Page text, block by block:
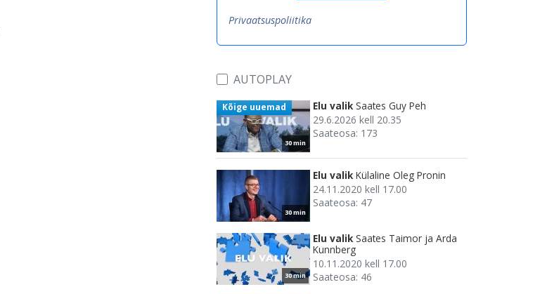
Privaatsuspoliitika
AUTOPLAY
30 min
Kõige uuemad Elu valik Saates Guy Peh
29.6.2026 kell 20.35
Saateosa: 173
30 min
Elu valik Külaline Oleg Pronin
24.11.2020 kell 17.00
Saateosa: 47
30 min
Elu valik Saates Taimor ja Arda
Kunnberg
10.11.2020 kell 17.00
Saateosa: 46